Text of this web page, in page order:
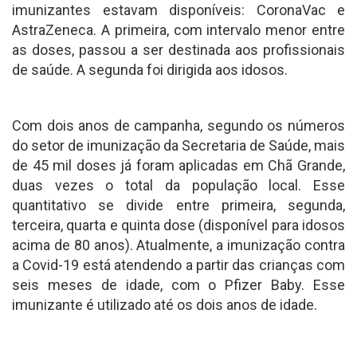
imunizantes estavam disponíveis: CoronaVac e
AstraZeneca. A primeira, com intervalo menor entre
as doses, passou a ser destinada aos profissionais
de saúde. A segunda foi dirigida aos idosos.
Com dois anos de campanha, segundo os números
do setor de imunização da Secretaria de Saúde, mais
de 45 mil doses já foram aplicadas em Chã Grande,
duas vezes o total da população local. Esse
quantitativo se divide entre primeira, segunda,
terceira, quarta e quinta dose (disponível para idosos
acima de 80 anos). Atualmente, a imunização contra
a Covid-19 está atendendo a partir das crianças com
seis meses de idade, com o Pfizer Baby. Esse
imunizante é utilizado até os dois anos de idade.